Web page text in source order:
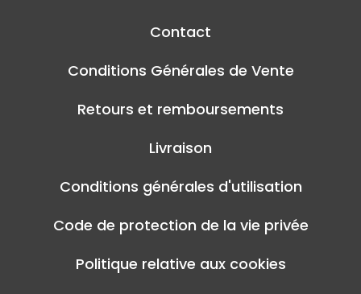
Contact
Conditions Générales de Vente
Retours et remboursements
Livraison
Conditions générales d'utilisation
Code de protection de la vie privée
Politique relative aux cookies